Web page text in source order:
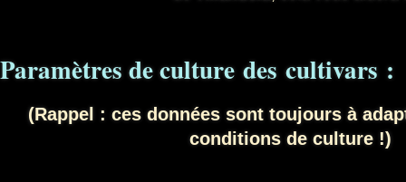
Paramètres de culture des cultivars :
(Rappel : ces données sont toujours à
conditions de culture !)